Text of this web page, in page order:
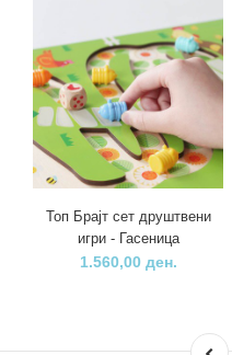
Топ Брајт сет друштвени
игри - Гасеница
1.560,00 ден.